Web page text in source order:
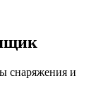
снаряжения и